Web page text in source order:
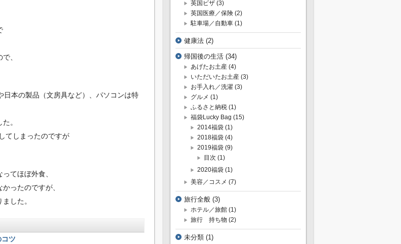
、
本の製品（文房具など）、パソコンは特
。
てしまったのですが
てほぼ外食、
ったのですが、
した。
ツ
英国ビザ (3)
英国医療／保険 (2)
駐車場／自動車 (1)
健康法 (2)
帰国後の生活 (34)
あげたお土産 (4)
いただいたお土産 (3)
お手入れ／洗濯 (3)
グルメ (1)
ふるさと納税 (1)
福袋Lucky Bag (15)
2014福袋 (1)
2018福袋 (4)
2019福袋 (9)
目次 (1)
2020福袋 (1)
美容／コスメ (7)
旅行全般 (3)
ホテル／旅館 (1)
旅行 持ち物 (2)
未分類 (1)